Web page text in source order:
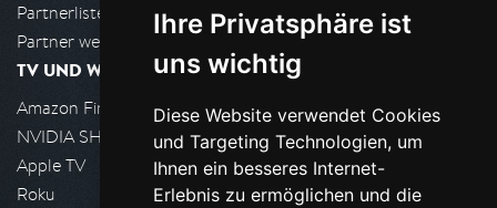
Ihre Privatsphäre ist
uns wichtig
Diese Website verwendet Cookies
und Targeting Technologien, um
Ihnen ein besseres Internet-
Erlebnis zu ermöglichen und die
Partnerliste
Partner werden
TV UND WOHNZIMMER
Amazon FireTV
NVIDIA SHIELD, Google TV
Apple TV
Roku